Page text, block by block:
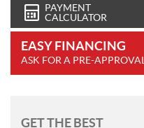
PAYMENT
CALCULATOR
EASY FINANCING
ASK FOR A PRE-APPROVAL
GET THE BEST